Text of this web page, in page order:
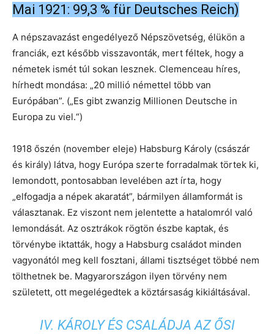
Mai 1921: 99,3 % für Deutsches Reich)
A népszavazást engedélyező Népszövetség, élükön a
franciák, ezt később visszavonták, mert féltek, hogy a
németek ismét túl sokan lesznek. Clemenceau híres,
hírhedt mondása: „20 millió némettel több van
Európában”. („Es gibt zwanzig Millionen Deutsche in
Europa zu viel.“)
1918 őszén (november eleje) Habsburg Károly (császár
és király) látva, hogy Európa szerte forradalmak törtek ki,
lemondott, pontosabban levelében azt írta, hogy
„elfogadja a népek akaratát”, bármilyen államformát is
választanak. Ez viszont nem jelentette a hatalomról való
lemondását. Az osztrákok rögtön észbe kaptak, és
törvénybe iktatták, hogy a Habsburg családot minden
vagyonától meg kell fosztani, állami tisztséget többé nem
tölthetnek be. Magyarországon ilyen törvény nem
született, ott megelégedtek a köztársaság kikiáltásával.
IV. KÁROLY ÉS CSALÁDJA AZ ŐSI